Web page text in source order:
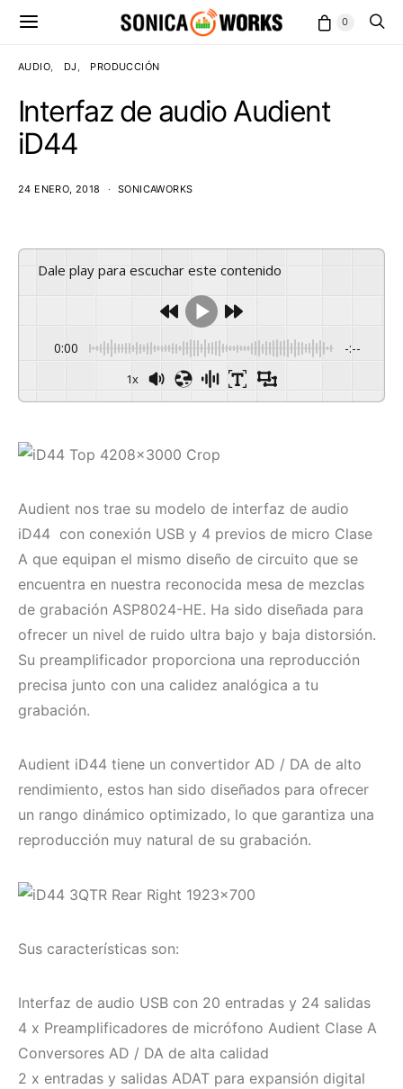
0
AUDIO DJ PRODUCCIÓN
Interfaz de audio Audient
iD44
24 ENERO, 2018 SONICAWORKS
Dale play para escuchar este contenido
0:00 -:--
1x
Audient nos trae su modelo de interfaz de audio
iD44 con conexión USB y 4 previos de micro Clase
A que equipan el mismo diseño de circuito que se
encuentra en nuestra reconocida mesa de mezclas
de grabación ASP8024-HE. Ha sido diseñada para
ofrecer un nivel de ruido ultra bajo y baja distorsión.
Su preamplificador proporciona una reproducción
precisa junto con una calidez analógica a tu
grabación.
Audient iD44 tiene un convertidor AD / DA de alto
rendimiento, estos han sido diseñados para ofrecer
un rango dinámico optimizado, lo que garantiza una
reproducción muy natural de su grabación.
Sus características son:
Interfaz de audio USB con 20 entradas y 24 salidas
4 x Preamplificadores de micrófono Audient Clase A
Conversores AD / DA de alta calidad
2 x entradas y salidas ADAT para expansión digital